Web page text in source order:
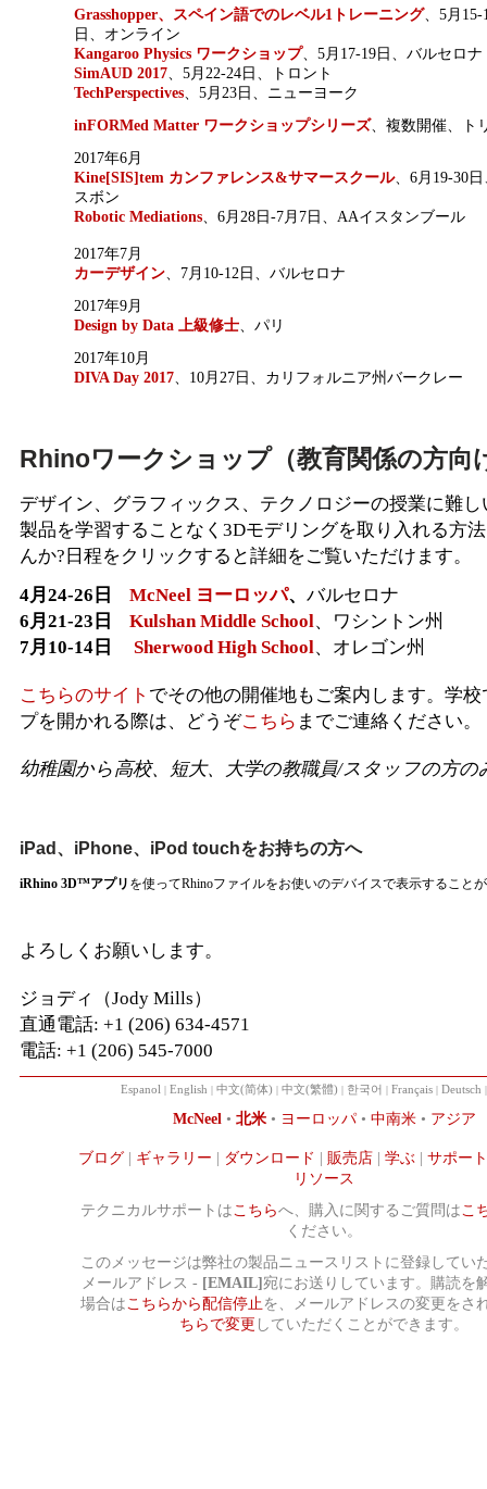
Grasshopper、スペイン語でのレベル1トレーニング、5月15-
日、オンライン
Kangaroo Physics ワークショップ、5月17-19日、バルセロナ
SimAUD 2017、5月22-24日、トロント
TechPerspectives、5月23日、ニューヨーク
inFORMed Matter ワークショップシリーズ、複数開催、ト
2017年6月
Kine[SIS]tem カンファレンス&サマースクール、6月19-30
スボン
Robotic Mediations、6月28日-7月7日、AAイスタンブール
2017年7月
カーデザイン、7月10-12日、バルセロナ
2017年9月
Design by Data 上級修士、パリ
2017年10月
DIVA Day 2017、10月27日、カリフォルニア州バークレー
Rhinoワークショップ（教育関係の方向
デザイン、グラフィックス、テクノロジーの授業に難
製品を学習することなく3Dモデリングを取り入れる方
んか?日程をクリックすると詳細をご覧いただけます。
4月24-26日 McNeel ヨーロッパ、 バルセロナ
6月21-23日 Kulshan Middle School、ワシントン州
7月10-14日 Sherwood High School、オレゴン州
こちらのサイト でその他の開催地もご案内します。学
プを開かれる際は、どうぞこちら までご連絡ください。
幼稚園から高校、短大、大学の教職員/スタッフの方の
iPad、iPhone、iPod touchをお持ちの方へ
iRhino 3D™アプリ を使ってRhinoファイルをお使いのデバイスで表示すること
よろしくお願いします。
ジョディ（Jody Mills）
直通電話: +1 (206) 634-4571
電話: +1 (206) 545-7000
Espanol | English | 中文(简体) | 中文(繁體) | 한국어 | Français| Deutsch
McNeel • 北米• ヨーロッパ• 中南米• アジア
ブログ| ギャラリー | ダウンロード | 販売店| 学ぶ | サポート
リソース
テクニカルサポートはこちらへ、購入に関するご質問はこ
ください。
このメッセージは弊社の製品ニュースリストに登録してい
メールアドレス - [EMAIL]宛にお送りしています。購読を
場合はこちらから配信停止 を、メールアドレスの変更をさ
ちらで変更 していただくことができます。